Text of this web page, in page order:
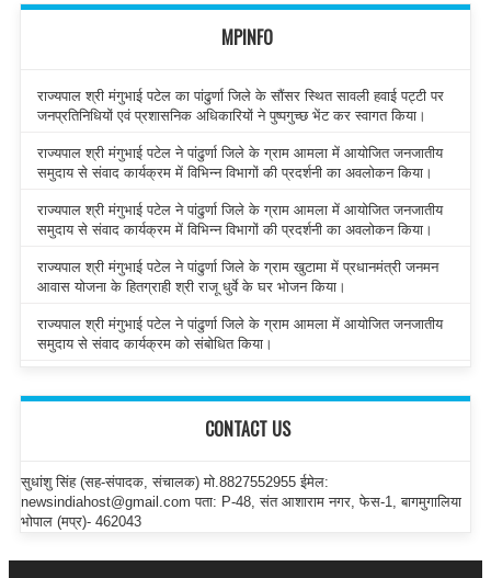
MPINFO
राज्यपाल श्री मंगुभाई पटेल का पांढुर्णा जिले के सौंसर स्थित सावली हवाई पट्टी पर
जनप्रतिनिधियों एवं प्रशासनिक अधिकारियों ने पुष्पगुच्छ भेंट कर स्वागत किया।
राज्यपाल श्री मंगुभाई पटेल ने पांढुर्णा जिले के ग्राम आमला में आयोजित जनजातीय
समुदाय से संवाद कार्यक्रम में विभिन्न विभागों की प्रदर्शनी का अवलोकन किया।
राज्यपाल श्री मंगुभाई पटेल ने पांढुर्णा जिले के ग्राम आमला में आयोजित जनजातीय
समुदाय से संवाद कार्यक्रम में विभिन्न विभागों की प्रदर्शनी का अवलोकन किया।
राज्यपाल श्री मंगुभाई पटेल ने पांढुर्णा जिले के ग्राम खुटामा में प्रधानमंत्री जनमन
आवास योजना के हितग्राही श्री राजू धुर्वे के घर भोजन किया।
राज्यपाल श्री मंगुभाई पटेल ने पांढुर्णा जिले के ग्राम आमला में आयोजित जनजातीय
समुदाय से संवाद कार्यक्रम को संबोधित किया।
CONTACT US
सुधांशु सिंह (सह-संपादक, संचालक) मो.8827552955 ईमेल:
newsindiahost@gmail.com पता: P-48, संत आशाराम नगर, फेस-1, बागमुगालिया
भोपाल (मप्र)- 462043